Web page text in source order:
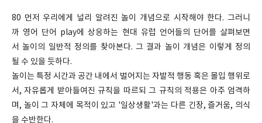
80 먼저 우리에게 널리 알려진 놀이 개념으로 시작해야 한다. 그러니
까 영어 단어 play에 상응하는 현대 유럽 언어들의 단어를 살펴보면
서 놀이의 일반적 정의를 찾아본다. 그 결과 놀이 개념은 이렇게 정의
될 수 있을 듯하다.
놀이는 특정 시간과 공간 내에서 벌어지는 자발적 행동 혹은 몰입 행위로
서, 자유롭게 받아들여진 규칙을 따르되 그 규칙의 적용은 아주 엄격하
며, 놀이 그 자체에 목적이 있고 '일상생활'과는 다른 긴장, 즐거움, 의식
을 수반한다.